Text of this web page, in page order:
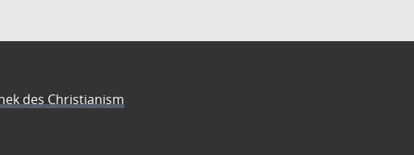
des Christianism